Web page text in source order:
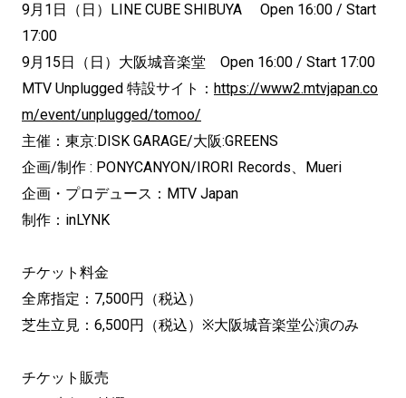
9月1日（日）LINE CUBE SHIBUYA Open 16:00 / Start
17:00
9月15日（日）大阪城音楽堂 Open 16:00 / Start 17:00
MTV Unplugged 特設サイト： https://www2.mtvjapan.co
m/event/unplugged/tomoo/
主催：東京:DISK GARAGE/大阪:GREENS
企画/制作 : PONYCANYON/IRORI Records、Mueri
企画・プロデュース：MTV Japan
制作：inLYNK
チケット料金
全席指定：7,500円（税込）
芝生立見：6,500円（税込）※大阪城音楽堂公演のみ
チケット販売